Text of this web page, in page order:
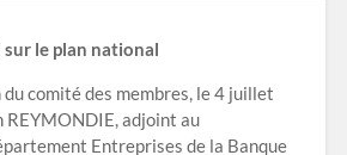
sur le plan national
du comité des membres, le 4 juillet
REYMONDIE, adjoint au
Entreprises de la Banque